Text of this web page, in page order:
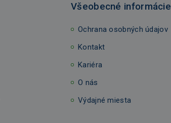
Všeobecné informácie
Ochrana osobných údajov
Kontakt
Kariéra
O nás
Výdajné miesta